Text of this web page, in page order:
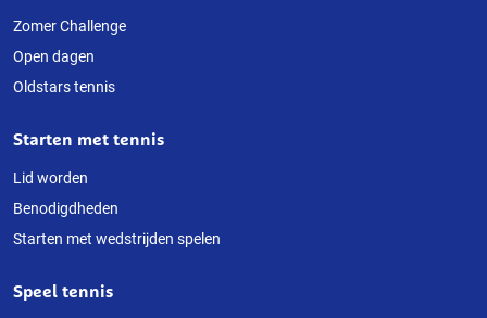
deze
website
Zomer Challenge
Open dagen
Oldstars tennis
Starten met tennis
Lid worden
Benodigdheden
Starten met wedstrijden spelen
Speel tennis